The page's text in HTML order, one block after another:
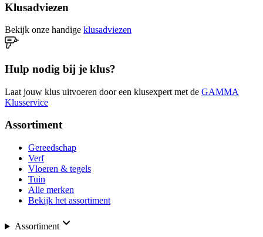
Klusadviezen
Bekijk onze handige klusadviezen
Hulp nodig bij je klus?
Laat jouw klus uitvoeren door een klusexpert met de GAMMA
Klusservice
Assortiment
Gereedschap
Verf
Vloeren & tegels
Tuin
Alle merken
Bekijk het assortiment
Assortiment